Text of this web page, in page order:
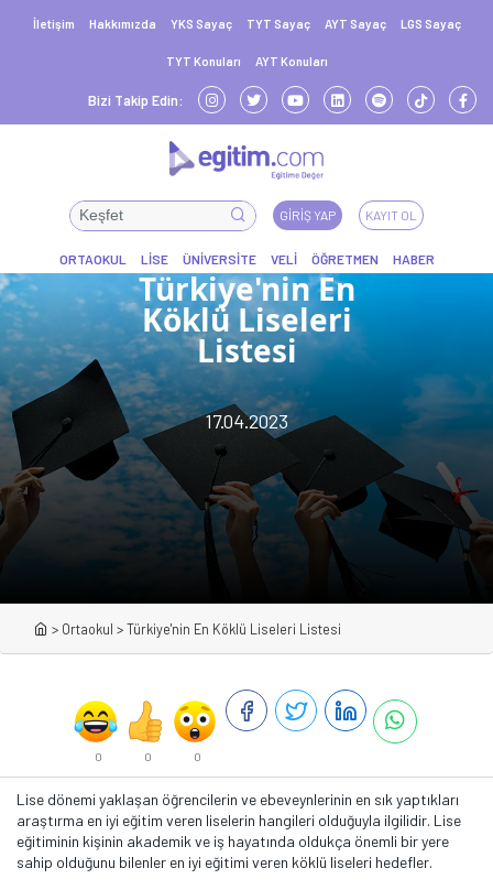
İletişim Hakkımızda YKS Sayaç TYT Sayaç AYT Sayaç LGS Sayaç
TYT Konuları AYT Konuları
Bizi Takip Edin:
GIRIŞ YAP KAYIT OL
Türkiye'nin En
Köklü Liseleri
Listesi
17.04.2023
> Ortaokul >Türkiye'nin En Köklü Liseleri Listesi
0 0 0
Lise dönemi yaklaşan öğrencilerin ve ebeveynlerinin en sık yaptıkları
araştırma en iyi eğitim veren liselerin hangileri olduğuyla ilgilidir. Lise
eğitiminin kişinin akademik ve iş hayatında oldukça önemli bir yere
sahip olduğunu bilenler en iyi eğitimi veren köklü liseleri hedefler.